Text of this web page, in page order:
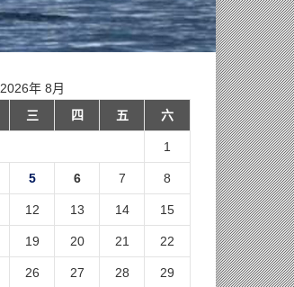
2026年 8月
三 四 五 六
1
5 6 7 8
12 13 14 15
19 20 21 22
26 27 28 29